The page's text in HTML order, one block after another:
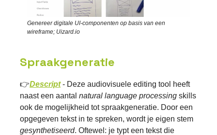
Genereer digitale UI-componenten op basis van een
wireframe; Uizard.io
Spraakgeneratie
👉Descript- Deze audiovisuele editing tool heeft
naast een aantal natural language processing skills
ook de mogelijkheid tot spraakgeneratie. Door een
opgegeven tekst in te spreken, wordt je eigen stem
gesynthetiseerd. Oftewel: je typt een tekst die